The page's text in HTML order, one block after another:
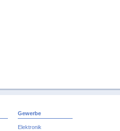
Gewerbe
Elektronik